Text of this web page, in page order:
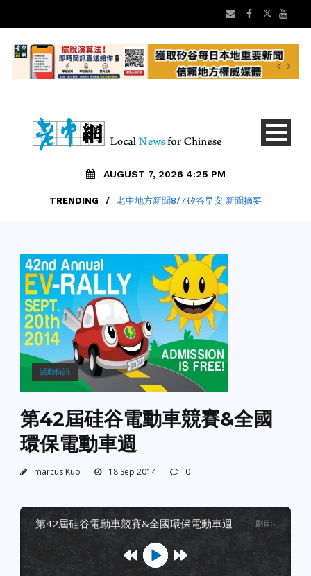
AUGUST 7, 2026 4:25 PM
TRENDING / 老中地方新聞8/7矽谷早安 新聞摘要
活動特訊
第42屆硅谷電動車競賽&全國
環保電動車週
marcus Kuo 18 Sep 2014 0
第42屆硅谷電動車競賽&全國環保電動車週 剧目 :-